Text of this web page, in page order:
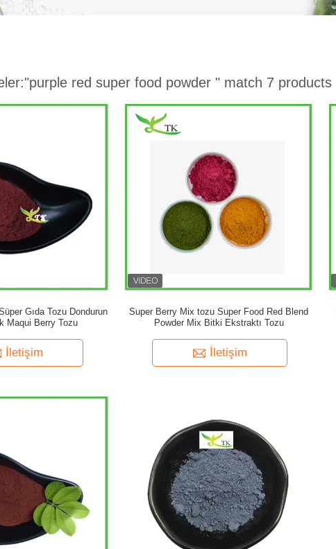
"purple red super food powder " match 7 products
Gıda Tozu Dondurun
Maqui Berry Tozu
İletişim
Super Berry Mix tozu Super Food Red Blend
Powder Mix Bitki Ekstraktı Tozu
İletişim